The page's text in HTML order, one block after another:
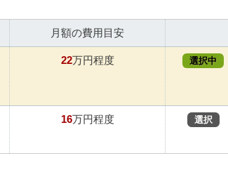
月額の費用目安
22万円程度 選択中
16万円程度 選択